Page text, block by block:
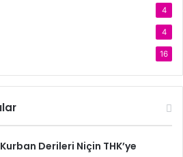
4
4
16
Derileri Niçin THK’ye